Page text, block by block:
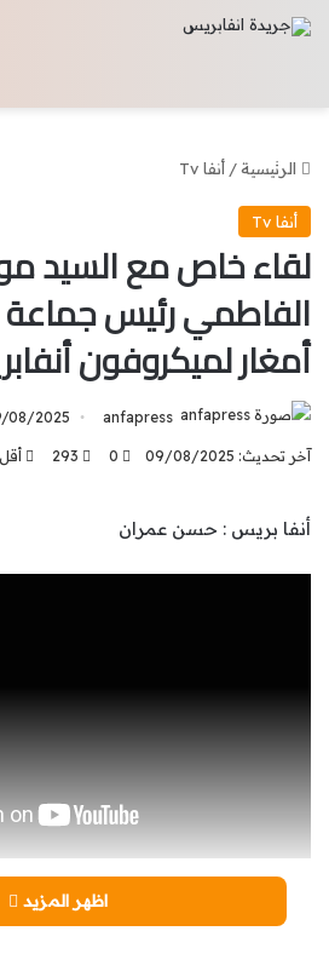
الرئيسية/ أنفا Tv
أنفا Tv
لقاء خاص مع السيد
الفاطمي رئيس جماعة
أمغار لميكروفون
anfapress
08/2025
آخر تحديث: 09/08/2025 0
293
أنفا بريس : حسن عمران
اظهر المزيد